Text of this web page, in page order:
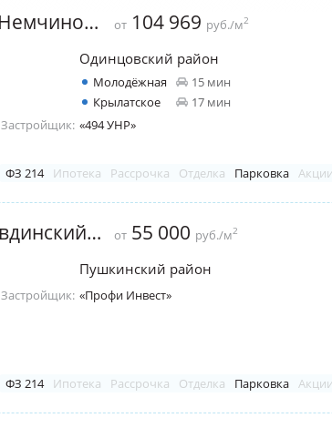
ЖК "Микрорайон "Немчиновка" от 104 969 руб./м2
Одинцовский район
Молодёжная
15 мин
Крылатское
17 мин
Застройщик: «494 УНР»
ФЗ 214 Ипотека Рассрочка Отделка Парковка
ЖК "В поселке Правдинский" (Правда 4) от 55 000 руб./м2
Пушкинский район
Застройщик: «Профи Инвест»
ФЗ 214 Ипотека Рассрочка Отделка Парковка